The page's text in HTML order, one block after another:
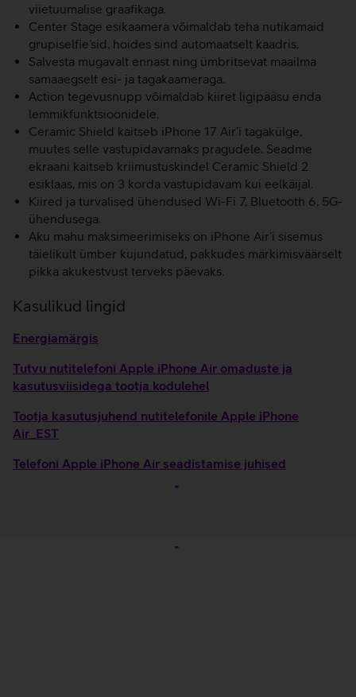
viietuumalise graafikaga.
Center Stage esikaamera võimaldab teha nutikamaid
grupiselfie’sid, hoides sind automaatselt kaadris.
Salvesta mugavalt ennast ning ümbritsevat maailma
samaaegselt esi- ja tagakaameraga.
Action tegevusnupp võimaldab kiiret ligipääsu enda
lemmikfunktsioonidele.
Ceramic Shield kaitseb iPhone 17 Air’i tagakülge,
muutes selle vastupidavamaks pragudele. Seadme
ekraani kaitseb kriimustuskindel Ceramic Shield 2
esiklaas, mis on 3 korda vastupidavam kui eelkäijal.
Kiired ja turvalised ühendused Wi-Fi 7, Bluetooth 6, 5G-
ühendusega.
Aku mahu maksimeerimiseks on iPhone Air’i sisemus
täielikult ümber kujundatud, pakkudes märkimisväärselt
pikka akukestvust terveks päevaks.
Kasulikud lingid
Energiamärgis
Tutvu nutitelefoni Apple iPhone Air omaduste ja
kasutusviisidega tootja kodulehel
Tootja kasutusjuhend nutitelefonile Apple iPhone
Air_EST
Telefoni Apple iPhone Air seadistamise juhised